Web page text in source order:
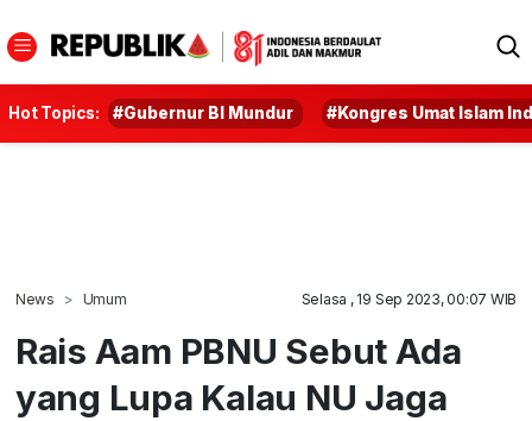
Hot Topics: #Gubernur BI Mundur #Kongres Umat Islam
News Umum Selasa , 19 Sep 2023, 00:07 WIB
Rais Aam PBNU Sebut Ada
yang Lupa Kalau NU Jaga